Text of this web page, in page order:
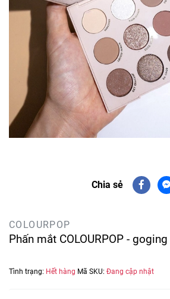
Chia sẻ
COLOURPOP
Phấn mắt COLOURPOP -
Tình trạng: Hết hàng Mã SKU: Đang cập nhật